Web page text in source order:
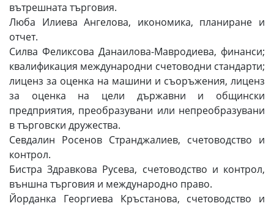
вътрешната търговия.
Люба Илиева Ангелова, икономика, планиране и
отчет.
Силва Феликсова Данаилова-Мавродиева, финанси;
квалификация международни счетоводни стандарти;
лиценз за оценка на машини и съоръжения, лиценз
за оценка на цели държавни и общински
предприятия, преобразувани или непреобразувани
в търговски дружества.
Севдалин Росенов Странджалиев, счетоводство и
контрол.
Бистра Здравкова Русева, счетоводство и контрол,
външна търговия и международно право.
Йорданка Георгиева Кръстанова, счетоводство и